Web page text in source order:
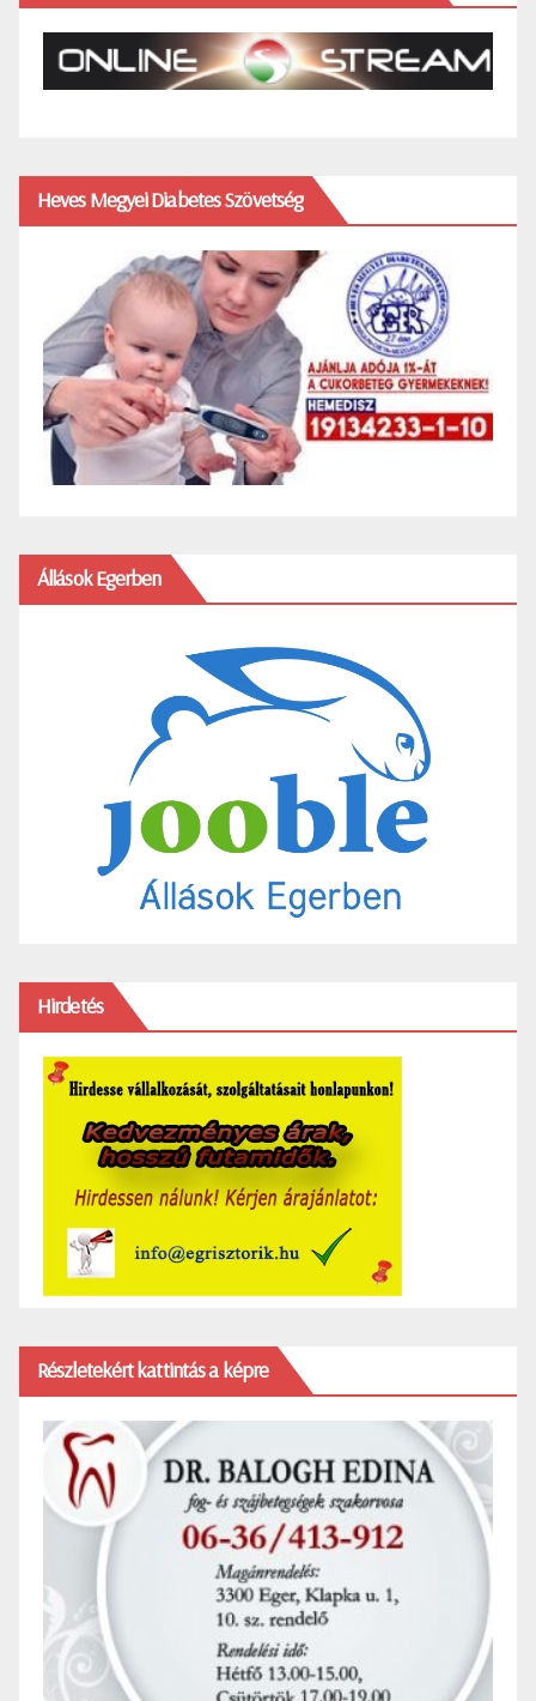
Heves Megyei Diabetes Szövetség
Állások Egerben
Hirdetés
Részletekért kattintás a képre